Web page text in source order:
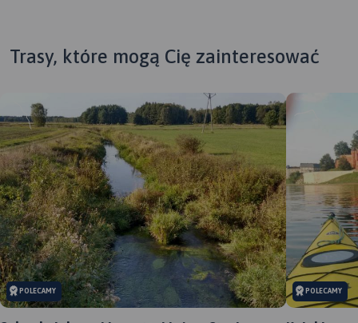
Trasy, które mogą Cię zainteresować
POLECAMY POLECAMY